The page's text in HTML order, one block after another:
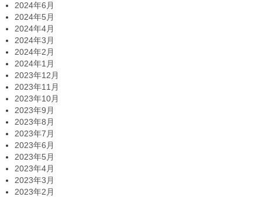
2024年6月
2024年5月
2024年4月
2024年3月
2024年2月
2024年1月
2023年12月
2023年11月
2023年10月
2023年9月
2023年8月
2023年7月
2023年6月
2023年5月
2023年4月
2023年3月
2023年2月